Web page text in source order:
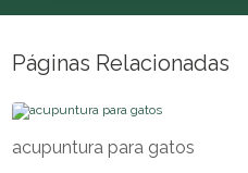
Páginas Relacionadas
acupuntura para gatos